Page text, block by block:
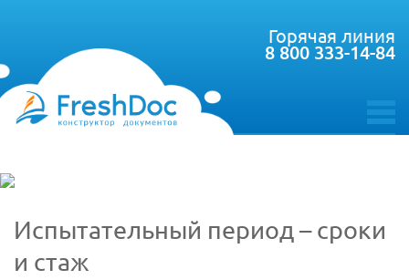
toggle
Горячая линия
8 800 333-14-84
Испытательный период – сроки
и стаж